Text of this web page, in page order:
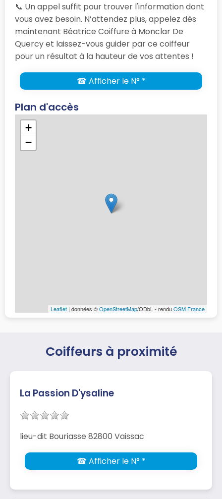
📞 Un appel suffit pour trouver l'information dont
vous avez besoin. N’attendez plus, appelez dès
maintenant Béatrice Coiffure à Monclar De
Quercy et laissez-vous guider par ce coiffeur
pour un résultat à la hauteur de vos attentes !
☎ Afficher le N° *
Plan d'accès
+
−
Leaflet | données ©OpenStreetMap/ODbL - renduOSM France
Coiffeurs à proximité
La Passion D'ysaline
lieu-dit Bouriasse 82800 Vaissac
☎ Afficher le N° *